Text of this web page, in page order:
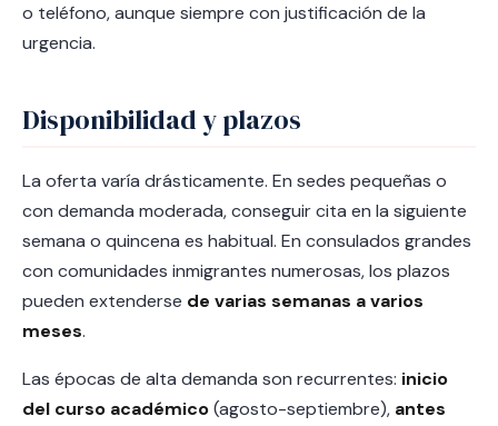
o teléfono, aunque siempre con justificación de la
urgencia.
Disponibilidad y plazos
La oferta varía drásticamente. En sedes pequeñas o
con demanda moderada, conseguir cita en la siguiente
semana o quincena es habitual. En consulados grandes
con comunidades inmigrantes numerosas, los plazos
pueden extenderse de varias semanas a varios
meses.
Las épocas de alta demanda son recurrentes: inicio
del curso académico(agosto-septiembre), antes